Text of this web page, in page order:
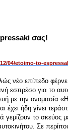
σας!
04/etoimo-to-
νέο επίπεδο
εσπρέσο για το
με την ονομασία
έχει ήδη γίνει
γεμίζουν το σκεύος
Σε